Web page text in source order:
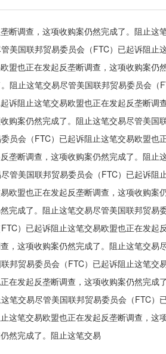
断调查，这项收购案仍然完成了。阻止
美国联邦贸易委员会（FTC）已起诉阻
也正在发起反垄断调查，这项收购案仍
阻止这笔交易尽管美国联邦贸易委员会
诉阻止这笔交易欧盟也正在发起反垄断
购案仍然完成了。阻止这笔交易尽管美
员会（FTC）已起诉阻止这笔交易欧盟
垄断调查，这项收购案仍然完成了。阻
管美国联邦贸易委员会（FTC）已起诉
欧盟也正在发起反垄断调查，这项收购案
完成了。阻止这笔交易尽管美国联邦贸
）已起诉阻止这笔交易欧盟也正在发
，这项收购案仍然完成了。阻止这笔交
邦贸易委员会（FTC）已起诉阻止这笔交
在发起反垄断调查，这项收购案仍然完
笔交易尽管美国联邦贸易委员会（FTC
这笔交易欧盟也正在发起反垄断调查，
发起反垄断调查，这项